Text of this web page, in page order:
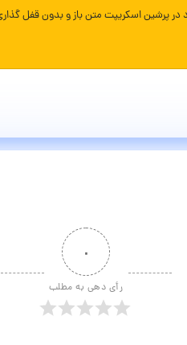
پرشین اسکریپت متن باز و بدون قفل
۰
رأی دهی به مطلب